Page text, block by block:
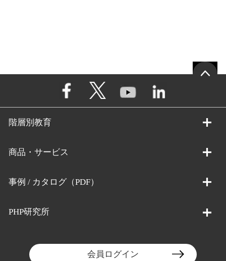
階層別教育
商品・サービス
事例 / カタログ（PDF）
PHP研究所
会員ログイン